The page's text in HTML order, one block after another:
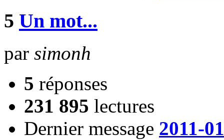
5 Un mot...
par simonh
5 réponses
231 895 lectures
Dernier message 2011-